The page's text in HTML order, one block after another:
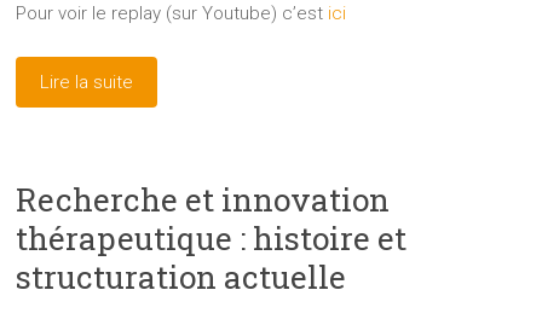
Pour voir le replay (sur Youtube) c’est ici
Lire la suite
Recherche et innovation
thérapeutique : histoire et
structuration actuelle